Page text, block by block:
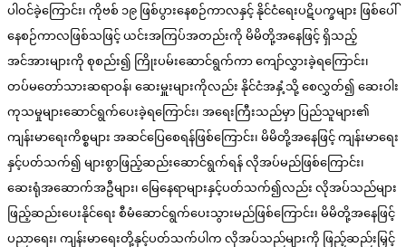
ပါဝင်ခဲ့ကြောင်း၊ ကိုဗစ် ၁၉ ဖြစ်ပွားနေစဉ်ကာလနှင့် နိုင်ငံရေးပဋိပက္ခများ ဖြစ်ပေါ်
နေစဉ်ကာလဖြစ်သဖြင့် ယင်းအကြပ်အတည်းကို မိမိတို့အနေဖြင့် ရှိသည့်
အင်အားများကို စုစည်း၍ ကြိုးပမ်းဆောင်ရွက်ကာ ကျော်လွှားခဲ့ရကြောင်း၊
တပ်မတော်သားဆရာဝန်၊ ဆေးမှူးများကိုလည်း နိုင်ငံအနှံ့သို့ စေလွှတ်၍ ဆေးဝါး
ကုသမှုများဆောင်ရွက်ပေးခဲ့ရကြောင်း၊ အရေးကြီးသည်မှာ ပြည်သူများ၏
ကျန်းမာရေးကိစ္စများ အဆင်ပြေစေရန်ဖြစ်ကြောင်း၊ မိမိတို့အနေဖြင့် ကျန်းမာရေး
နှင့်ပတ်သက်၍ များစွာဖြည့်ဆည်းဆောင်ရွက်ရန် လိုအပ်မည်ဖြစ်ကြောင်း၊
ဆေးရုံအဆောက်အဦများ၊ မြေနေရာများနှင့်ပတ်သက်၍လည်း လိုအပ်သည်များ
ဖြည့်ဆည်းပေးနိုင်ရေး စီမံဆောင်ရွက်ပေးသွားမည်ဖြစ်ကြောင်း၊ မိမိတို့အနေဖြင့်
ပညာရေး၊ ကျန်းမာရေးတို့နှင့်ပတ်သက်ပါက လိုအပ်သည်များကို ဖြည့်ဆည်းမြှင့်